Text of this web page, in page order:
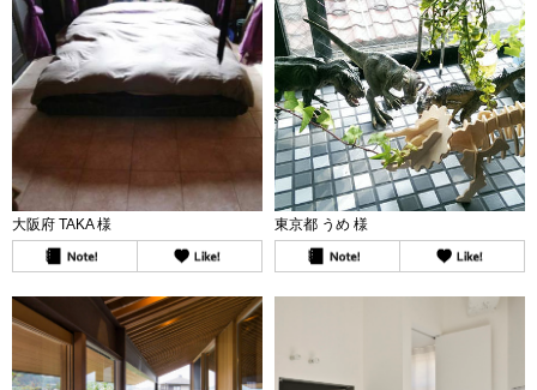
大阪府 TAKA 様 東京都 うめ 様